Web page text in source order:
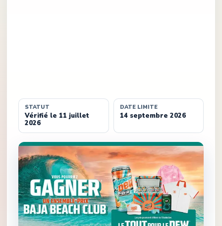
STATUT
Vérifié le 11 juillet
2026
DATE LIMITE
14 septembre 2026